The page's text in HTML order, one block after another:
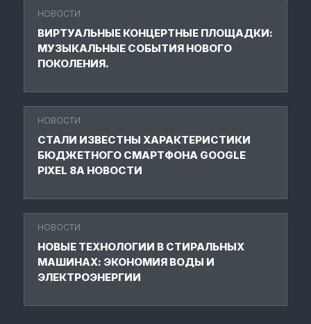
НОВОСТИ
ВИРТУАЛЬНЫЕ КОНЦЕРТНЫЕ ПЛОЩАДКИ:
МУЗЫКАЛЬНЫЕ СОБЫТИЯ НОВОГО
ПОКОЛЕНИЯ.
НОВОСТИ
СТАЛИ ИЗВЕСТНЫ ХАРАКТЕРИСТИКИ
БЮДЖЕТНОГО СМАРТФОНА GOOGLE
PIXEL 8A НОВОСТИ
НОВОСТИ
НОВЫЕ ТЕХНОЛОГИИ В СТИРАЛЬНЫХ
МАШИНАХ: ЭКОНОМИЯ ВОДЫ И
ЭЛЕКТРОЭНЕРГИИ